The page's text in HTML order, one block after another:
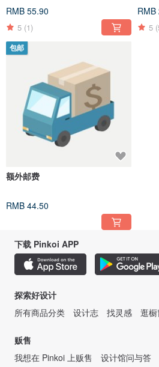
RMB 55.90
5 (1)
RMB
5
包邮
额外邮费
RMB 44.50
下载 Pinkoi APP
探索好设计
所有商品分类
设计志 找灵感 逛
贩售
我想在 Pinkoi 上贩售
设计馆问与答